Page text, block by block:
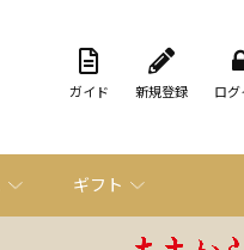
ガイド 新規登録 ログ
ギフト